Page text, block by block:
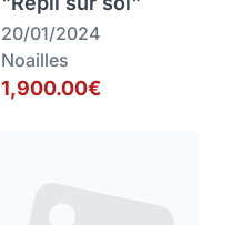
20/01/2024
Noailles
1,900.00€